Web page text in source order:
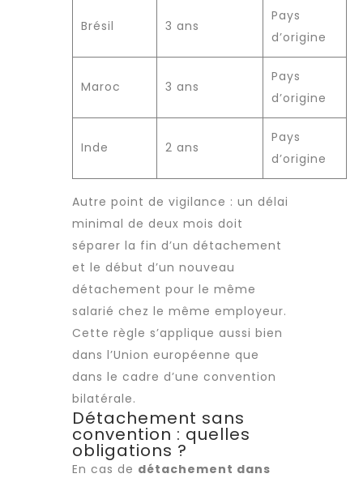
Brésil 3 ans
Pays
d’origine
Maroc 3 ans
Pays
d’origine
Inde 2 ans
Pays
d’origine
Autre point de vigilance : un délai
minimal de deux mois doit
séparer la fin d’un détachement
et le début d’un nouveau
détachement pour le même
salarié chez le même employeur.
Cette règle s’applique aussi bien
dans l’Union européenne que
dans le cadre d’une convention
bilatérale.
Détachement sans
convention : quelles
obligations ?
En cas de détachement dans